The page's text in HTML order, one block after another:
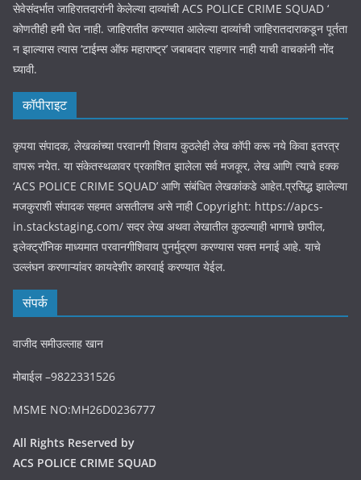
सेवेसंदर्भात जाहिरातदारांनी केलेल्या दाव्यांची ACS POLICE CRIME SQUAD ‘
कोणतीही हमी घेत नाही. जाहिरातीत करण्यात आलेल्या दाव्यांची जाहिरातदाराकडून पूर्तता
न झाल्यास त्यास ‘टाईम्स ऑफ महाराष्ट्र’ जबाबदार राहणार नाही याची वाचकांनी नोंद
घ्यावी.
कॉपीराइट
कृपया संपादक, लेखकांच्या परवानगी शिवाय कुठलेही लेख कॉपी करू नये किवा इतरत्र
वापरू नयेत. या संकेतस्थळावर प्रकाशित झालेला सर्व मजकूर, लेख आणि त्याचे हक्क
‘ACS POLICE CRIME SQUAD’ आणि संबंधित लेखकांकडे आहेत.प्रसिद्ध झालेल्या
मजकुराशी संपादक सहमत असतीलच असे नाही Copyright: https://apcs-
in.stackstaging.com/ सदर लेख अथवा लेखातील कुठल्याही भागाचे छापील,
इलेक्ट्रॉनिक माध्यमात परवानगीशिवाय पुनर्मुद्रण करण्यास सक्त मनाई आहे. याचे
उल्लंघन करणाऱ्यांवर कायदेशीर कारवाई करण्यात येईल.
संपर्क
वाजीद समीउल्लाह खान
मोबाईल –9822331526
MSME NO:MH26D0236777
All Rights Reserved by
ACS POLICE CRIME SQUAD